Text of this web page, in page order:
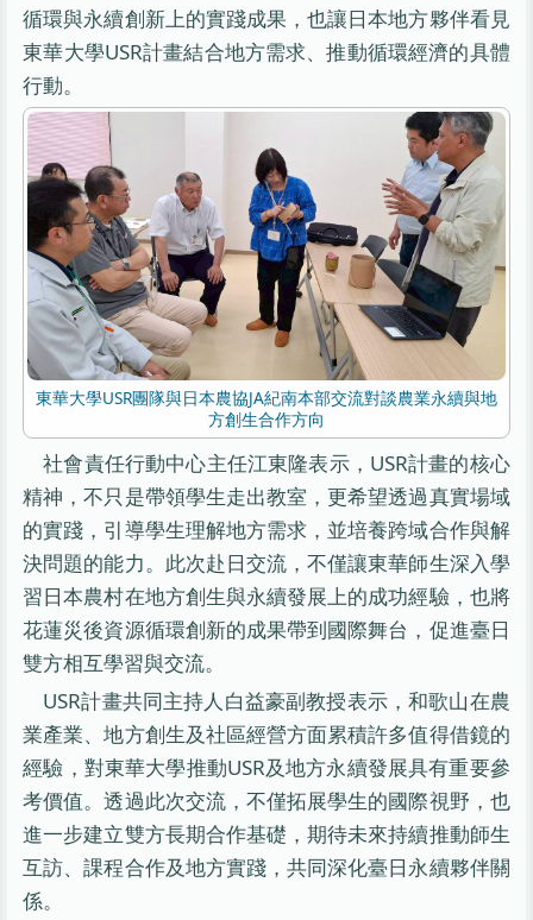
循環與永續創新上的實踐成果，也讓日本地方夥伴看見
東華大學USR計畫結合地方需求、推動循環經濟的具體
行動。
東華大學USR團隊與日本農協JA紀南本部交流對談農業永續與地
方創生合作方向
社會責任行動中心主任江東隆表示，USR計畫的核心
精神，不只是帶領學生走出教室，更希望透過真實場域
的實踐，引導學生理解地方需求，並培養跨域合作與解
決問題的能力。此次赴日交流，不僅讓東華師生深入學
習日本農村在地方創生與永續發展上的成功經驗，也將
花蓮災後資源循環創新的成果帶到國際舞台，促進臺日
雙方相互學習與交流。
USR計畫共同主持人白益豪副教授表示，和歌山在農
業產業、地方創生及社區經營方面累積許多值得借鏡的
經驗，對東華大學推動USR及地方永續發展具有重要參
考價值。透過此次交流，不僅拓展學生的國際視野，也
進一步建立雙方長期合作基礎，期待未來持續推動師生
互訪、課程合作及地方實踐，共同深化臺日永續夥伴關
係。